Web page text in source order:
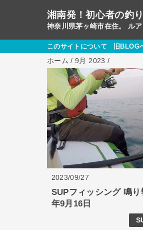
湘南発！初心者の釣
神奈川県茅ヶ崎市在住。 ル
このサイトについて 旧BLOG
ホーム /9月 2023 /
2023/09/27
SUPフィッシング 鳴
年9月16日